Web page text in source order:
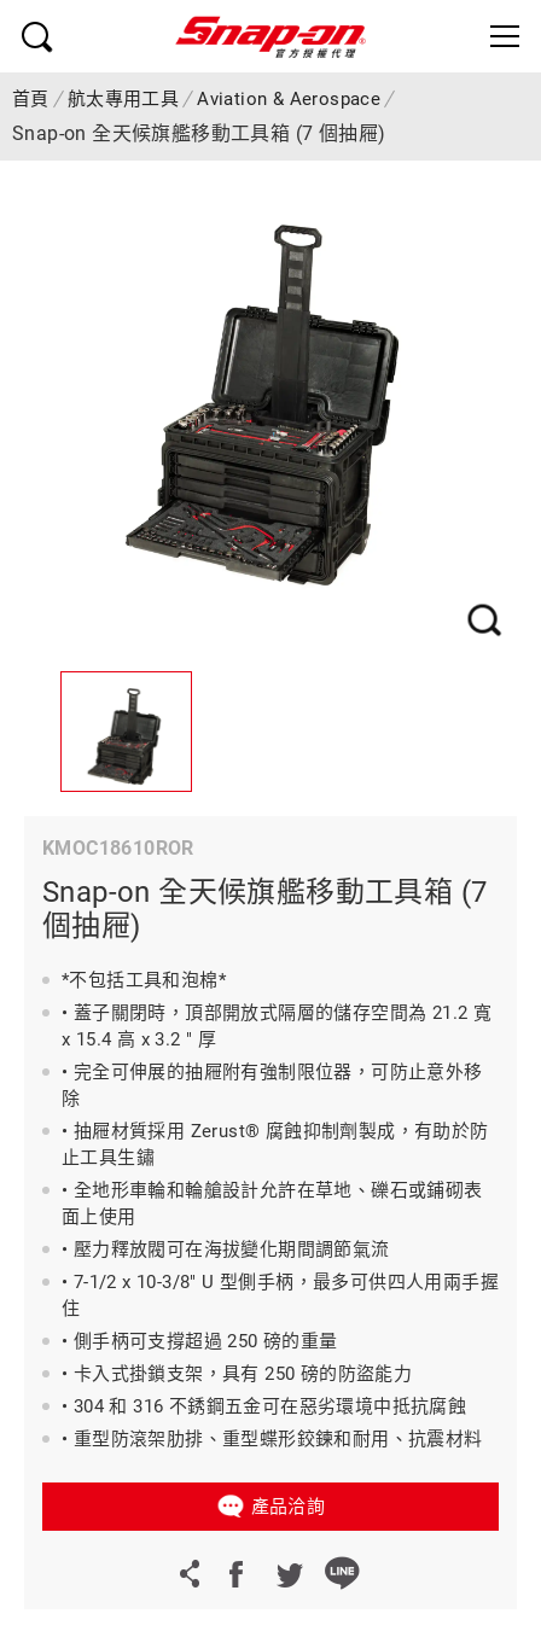
首頁 航太專用工具 Aviation & Aerospace
Snap-on 全天候旗艦移動工具箱 (7 個抽屜)
KMOC18610ROR
Snap-on 全天候旗艦移動工具箱 (7
個抽屜)
*不包括工具和泡棉*
• 蓋子關閉時，頂部開放式隔層的儲存空間為 21.2 寬
x 15.4 高 x 3.2 " 厚
• 完全可伸展的抽屜附有強制限位器，可防止意外移
除
• 抽屜材質採用 Zerust® 腐蝕抑制劑製成，有助於防
止工具生鏽
• 全地形車輪和輪艙設計允許在草地、礫石或鋪砌表
面上使用
• 壓力釋放閥可在海拔變化期間調節氣流
• 7-1/2 x 10-3/8" U 型側手柄，最多可供四人用兩手握
住
• 側手柄可支撐超過 250 磅的重量
• 卡入式掛鎖支架，具有 250 磅的防盜能力
• 304 和 316 不銹鋼五金可在惡劣環境中抵抗腐蝕
• 重型防滾架肋排、重型蝶形鉸鍊和耐用、抗震材料
產品洽詢